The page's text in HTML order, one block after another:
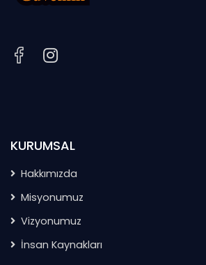
KURUMSAL
Hakkımızda
Misyonumuz
Vizyonumuz
İnsan Kaynakları